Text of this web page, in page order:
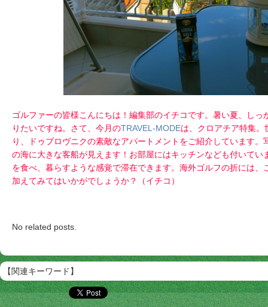
ゴルファーの皆様こんにちは！編集部のイチコです。暑い夏、し
りたいですね。さて、今月のTRAVEL-MODEは、クロアチア特集。
り、ドゥブロヴニクの素敵なアパートメントをご紹介しています
の海に大きな客船が見えます！お部屋にはキッチンなども付いてい
を食べ、暮らすような感覚で滞在できます。海外ゴルフの折には
加えてみてはいかがでしょうか？
（イチコ）
No related posts.
【関連キーワード】